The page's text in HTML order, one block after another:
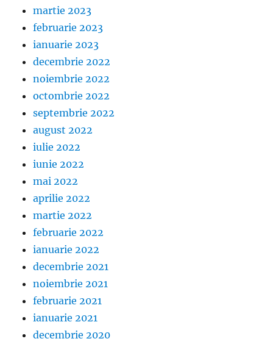
martie 2023
februarie 2023
ianuarie 2023
decembrie 2022
noiembrie 2022
octombrie 2022
septembrie 2022
august 2022
iulie 2022
iunie 2022
mai 2022
aprilie 2022
martie 2022
februarie 2022
ianuarie 2022
decembrie 2021
noiembrie 2021
februarie 2021
ianuarie 2021
decembrie 2020